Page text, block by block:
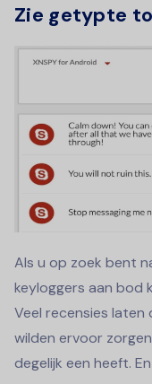
Zie getypte
Als u op zoek bent
keyloggers aan bod
Veel recensies
wilden ervoor
degelijk een heeft.